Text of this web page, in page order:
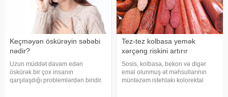
Keçməyən öskürəyin səbəbi
nədir?
Uzun müddət davam edən
öskürək bir çox insanın
qarşılaşdığı problemlərdən biridir.
Tez-tez kolbasa yemək
xərçəng riskini artırır
Sosis, kolbasa, bekon və digər
emal olunmuş ət məhsullarının
müntəzəm istehlakı kolorektal